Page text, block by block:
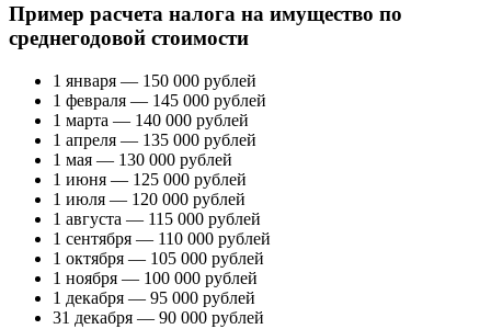
Пример расчета налога на имущество по
среднегодовой стоимости
1 января — 150 000 рублей
1 февраля — 145 000 рублей
1 марта — 140 000 рублей
1 апреля — 135 000 рублей
1 мая — 130 000 рублей
1 июня — 125 000 рублей
1 июля — 120 000 рублей
1 августа — 115 000 рублей
1 сентября — 110 000 рублей
1 октября — 105 000 рублей
1 ноября — 100 000 рублей
1 декабря — 95 000 рублей
31 декабря — 90 000 рублей